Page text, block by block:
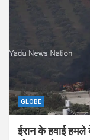
GLOBE
ईरान के हवाई